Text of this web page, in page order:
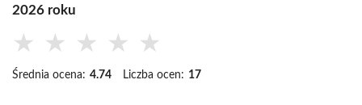
2026 roku
★ ★ ★ ★ ★
Średnia ocena: 4.74 Liczba ocen: 17